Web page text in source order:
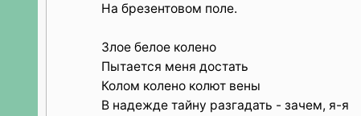
На брезентовом поле.
Злое белое колено
Пытается меня достать
Колом колено колют вены
В надежде тайну разгадать - зачем, я-я